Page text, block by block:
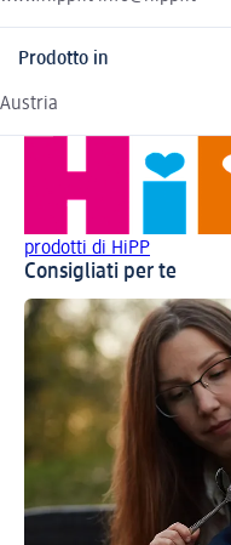
Prodotto in
Austria
prodotti di HiPP
Consigliati per te